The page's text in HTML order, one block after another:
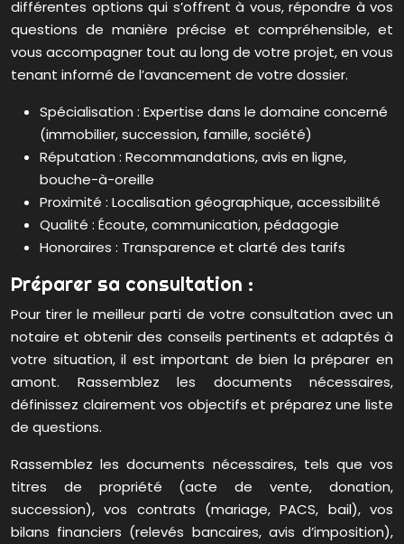
différentes options qui s’offrent à vous, répondre à vos
questions de manière précise et compréhensible, et
vous accompagner tout au long de votre projet, en vous
tenant informé de l’avancement de votre dossier.
Spécialisation : Expertise dans le domaine concerné
(immobilier, succession, famille, société)
Réputation : Recommandations, avis en ligne,
bouche-à-oreille
Proximité : Localisation géographique, accessibilité
Qualité : Écoute, communication, pédagogie
Honoraires : Transparence et clarté des tarifs
Préparer sa consultation :
Pour tirer le meilleur parti de votre consultation avec un
notaire et obtenir des conseils pertinents et adaptés à
votre situation, il est important de bien la préparer en
amont. Rassemblez les documents nécessaires,
définissez clairement vos objectifs et préparez une liste
de questions.
Rassemblez les documents nécessaires, tels que vos
titres de propriété (acte de vente, donation,
succession), vos contrats (mariage, PACS, bail), vos
bilans financiers (relevés bancaires, avis d’imposition),